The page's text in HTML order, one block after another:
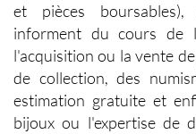
et pièces boursables),
informent ducours de
l'acquisition ou la vente
de collection, des
estimation gratuite et
bijoux ou l'expertise de